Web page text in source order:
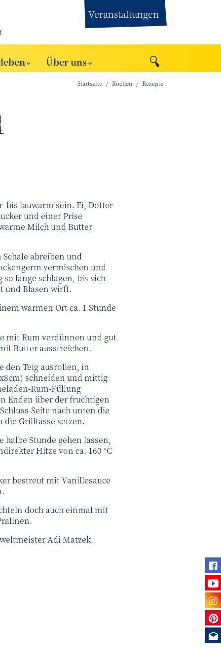
Veranstaltungen
Über uns
Startseite Kochen Rezepte
bis lauwarm sein. Ei, Dotter
und einer Prise
Milch und Butter
abreiben und
vermischen und
lange schlagen, bis sich
und Blasen wirft.
warmen Ort ca. 1 Stunde
mit Rum verdünnen und gut
Butter ausstreichen.
den Teig ausrollen, in
schneiden und mittig
Rum-Füllung
Enden über der fruchtigen
Seite nach unten die
Grilltasse setzen.
Stunde gehen lassen,
Hitze von ca. 160 °C
bestreut mit Vanillesauce
doch auch einmal mit
Adi Matzek.